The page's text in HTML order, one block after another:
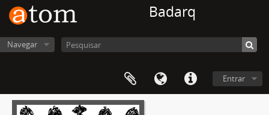
Badarq
Navegar
Entrar